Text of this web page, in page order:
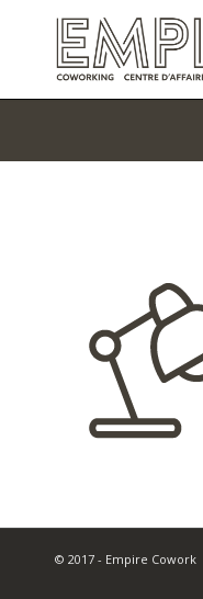
© 2017 - Empire Cowork